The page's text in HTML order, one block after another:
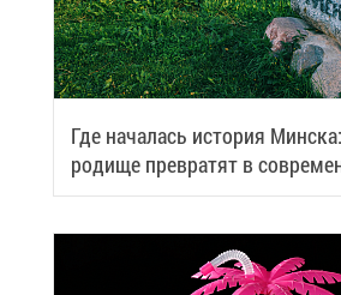
Где на­ча­лась ис­то­рия
ро­ди­ще пре­вра­тят в
че­ский центр